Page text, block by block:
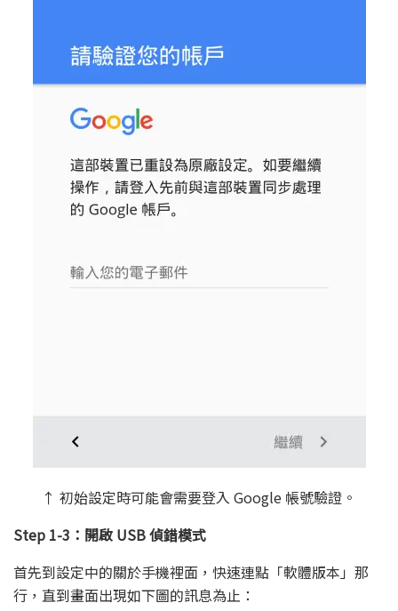
↑ 初始設定時可能會需要登入 Google 帳號驗證。
Step 1-3：開啟 USB 偵錯模式
首先到設定中的關於手機裡面，快速連點「軟體版本」那
行，直到畫面出現如下圖的訊息為止：